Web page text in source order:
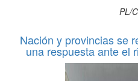
PL/
Nación y provincias se
una respuesta ante el